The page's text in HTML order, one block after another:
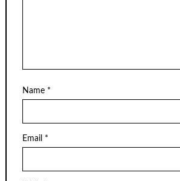
Name *
Email *